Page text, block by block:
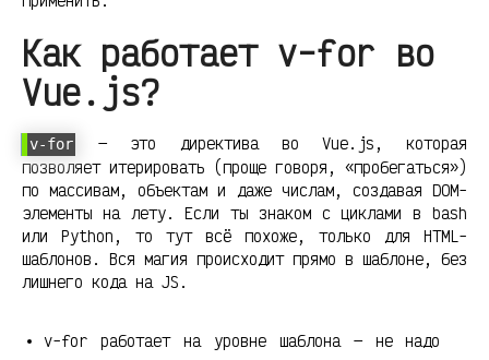
Как работает v-for во
Vue.js?
v-for
— это директива во Vue.js, которая
позволяет итерировать (проще говоря, «пробегаться»)
по массивам, объектам и даже числам, создавая DOM-
элементы на лету. Если ты знаком с циклами в bash
или Python, то тут всё похоже, только для HTML-
шаблонов. Вся магия происходит прямо в шаблоне, без
лишнего кода на JS.
v-for работает на уровне шаблона — не надо